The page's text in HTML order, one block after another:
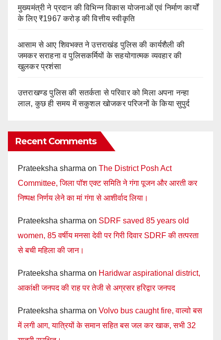
मुख्यमंत्री ने प्रदान की विभिन्न विकास योजनाओं एवं निर्माण कार्यों
के लिए ₹1967 करोड़ की वित्तीय स्वीकृति
आसाम से आए शिवभक्त ने उत्तराखंड पुलिस की कार्यशैली की
जमकर सराहना व पुलिसकर्मियों के सहयोगात्मक व्यवहार की
खुलकर प्रशंसा
उत्तराखण्ड पुलिस की सतर्कता से परिवार को मिला अपना नन्हा
लाल, कुछ ही समय में सकुशल खोजकर परिजनों के किया सुपुर्द
Recent Comments
Prateeksha sharma on The District Posh Act
Committee, जिला पॉश एक्ट समिति ने गंगा पूजन और आरती कर
निष्पक्ष निर्णय लेने का मां गंगा से आशीर्वाद लिया।
Prateeksha sharma on SDRF saved 85 years old
women, 85 वर्षीय मनसा देवी पर गिरी दिवार SDRF की तत्परता
से बची महिला की जान।
Prateeksha sharma on Haridwar aspirational district,
आकांक्षी जनपद की राह पर तेजी से अग्रसर हरिद्वार जनपद
Prateeksha sharma on Volvo bus caught fire, वाल्वो बस
में लगी आग, यात्रियों के समान सहित बस जल कर खाक, सभी 32